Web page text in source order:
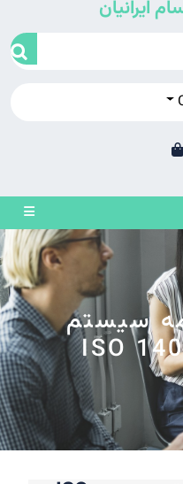
ایرانیان
سیستم